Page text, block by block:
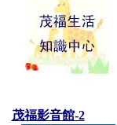
茂福影音館-2